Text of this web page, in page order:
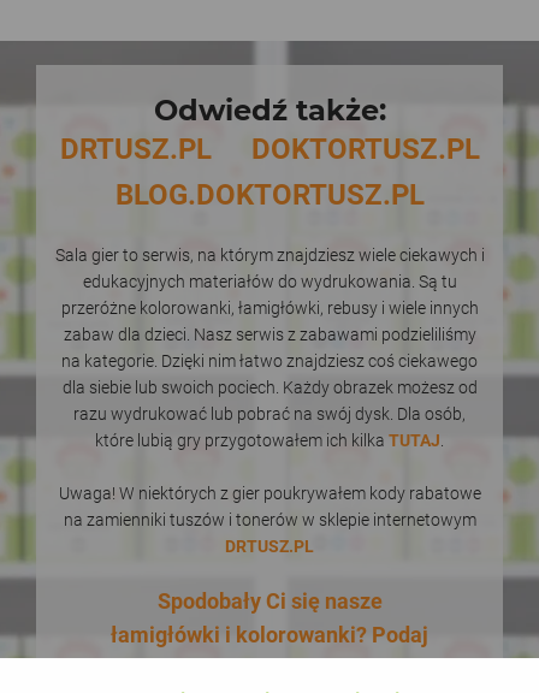
Odwiedź także:
DRTUSZ.PL
DOKTORTUSZ.PL
BLOG.DOKTORTUSZ.PL
Sala gier to serwis, na którym znajdziesz wiele ciekawych i
edukacyjnych materiałów do wydrukowania. Są tu
przeróżne kolorowanki, łamigłówki, rebusy i wiele innych
zabaw dla dzieci. Nasz serwis z zabawami podzieliliśmy
na kategorie. Dzięki nim łatwo znajdziesz coś ciekawego
dla siebie lub swoich pociech. Każdy obrazek możesz od
razu wydrukować lub pobrać na swój dysk. Dla osób,
które lubią gry przygotowałem ich kilka TUTAJ
Uwaga! W niektórych z gier poukrywałem kody rabatowe
na zamienniki tuszów i tonerów w sklepie internetowym
DRTUSZ.PL
Spodobały Ci się nasze
łamigłówki i kolorowanki? Podaj